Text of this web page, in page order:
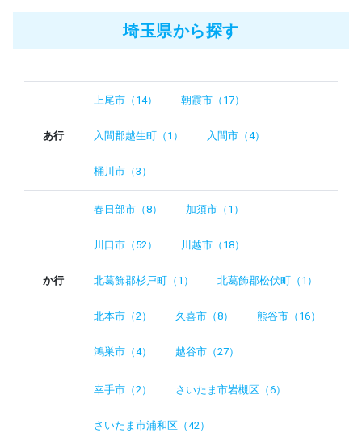
埼玉県から探す
あ行
上尾市（14） 朝霞市（17）
入間郡越生町（1） 入間市（4）
桶川市（3）
か行
春日部市（8） 加須市（1）
川口市（52） 川越市（18）
北葛飾郡杉戸町（1） 北葛飾郡松伏町（1）
北本市（2） 久喜市（8） 熊谷市（16）
鴻巣市（4） 越谷市（27）
幸手市（2） さいたま市岩槻区（6）
さいたま市浦和区（42）